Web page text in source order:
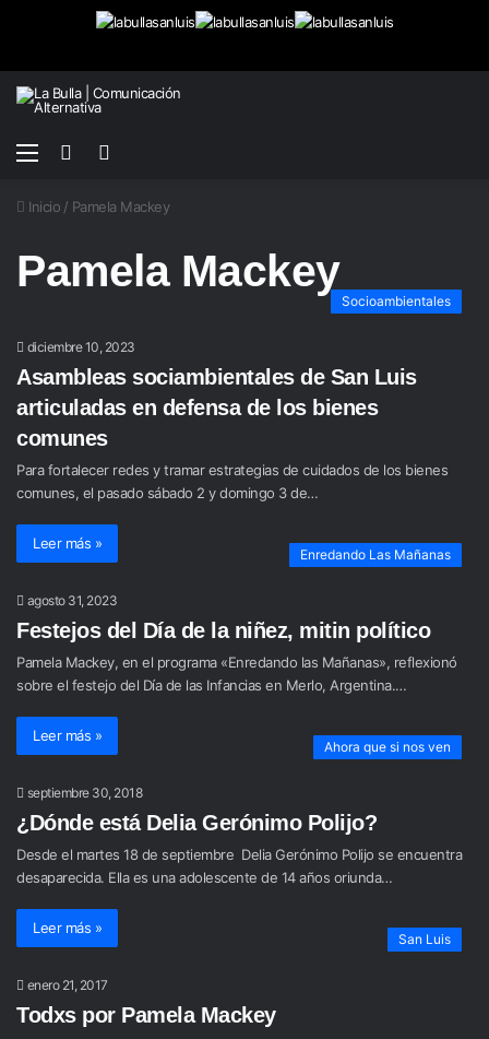
Menú
Buscar
Inicio / Pamela Mackey
Pamela Mackey
Socioambientales
diciembre 10, 2023
Asambleas sociambientales de San Luis
articuladas en defensa de los bienes
comunes
Para fortalecer redes y tramar estrategias de cuidados de los bienes
comunes, el pasado sábado 2 y domingo 3 de…
Leer más »
Enredando Las Mañanas
agosto 31, 2023
Festejos del Día de la niñez, mitin político
Pamela Mackey, en el programa «Enredando las Mañanas», reflexionó
sobre el festejo del Día de las Infancias en Merlo, Argentina.…
Leer más »
Ahora que si nos ven
septiembre 30, 2018
¿Dónde está Delia Gerónimo Polijo?
Desde el martes 18 de septiembre Delia Gerónimo Polijo se encuentra
desaparecida. Ella es una adolescente de 14 años oriunda…
Leer más »
San Luis
enero 21, 2017
Todxs por Pamela Mackey